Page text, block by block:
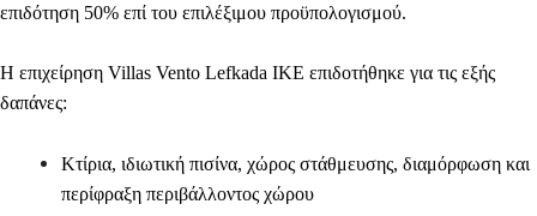
επιδότηση 50% επί του επιλέξιμου προϋπολογισμού.
Η επιχείρηση Villas Vento Lefkada ΙΚΕ επιδοτήθηκε για τις εξής
δαπάνες:
Κτίρια, ιδιωτική πισίνα, χώρος στάθμευσης, διαμόρφωση και
περίφραξη περιβάλλοντος χώρου